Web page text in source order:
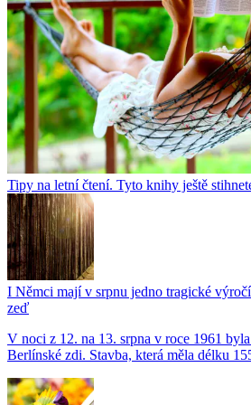
Tipy na letní čtení. Tyto knihy ještě
I Němci mají v srpnu jedno tragické
zeď
V noci z 12. na 13. srpna v roce 1961 byla
Berlínské zdi. Stavba, která měla délku